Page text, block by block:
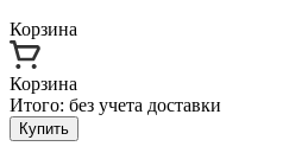
Корзина
Корзина
Итого: без учета доставки
Купить